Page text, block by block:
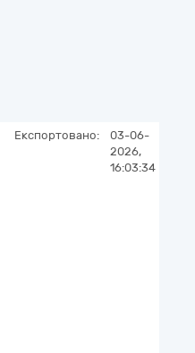
Експортовано:
03-06-
2026,
16:03:34